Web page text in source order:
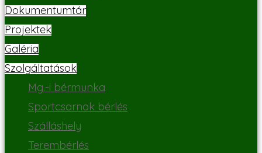
Dokumentumtár
Projektek
Galéria
Szolgáltatások
Mg.-i bérmunka
Sportcsarnok bérlés
Szálláshely
Terembérlés